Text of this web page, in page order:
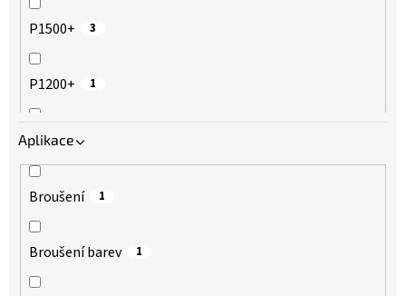
P1500+ 3
P1200+ 1
P800+ 1
P1000+
P1800+ 1
Aplikace
Broušení 1
Broušení barev 1